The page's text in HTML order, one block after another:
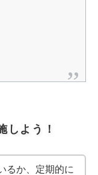
しよう！
るか、定期的に